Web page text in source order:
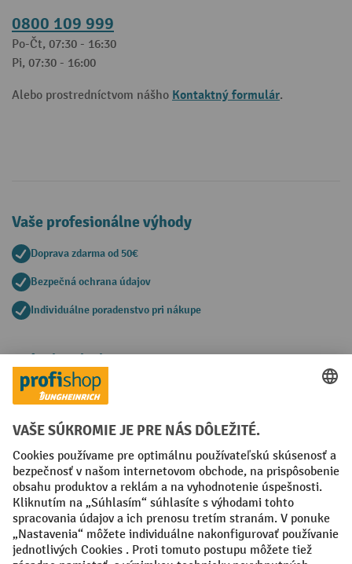
0800 109 999
Po-Čt, 07:30 - 16:30
Pi, 07:30 - 16:00
Alebo prostredníctvom nášho Kontaktný formulár.
Vaše profesionálne výhody
Doprava zdarma od 50€
Bezpečná ochrana údajov
Individuálne poradenstvo pri nákupe
Spôsoby platby
Creditcard (Master)Creditcard (Visa)
Faktúra Predplatba
Sociálne siete
Facebook
YouTube
LinkedIn